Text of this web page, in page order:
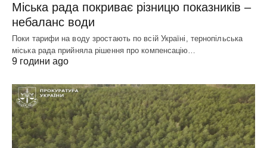
Міська рада покриває різницю показників –
небаланс води
Поки тарифи на воду зростають по всій Україні, тернопільська
міська рада прийняла рішення про компенсацію…
9 години ago